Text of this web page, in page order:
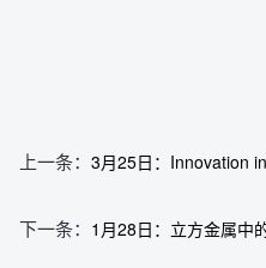
上一条： 3月25日：Innovation
下一条： 1月28日：立方金属中